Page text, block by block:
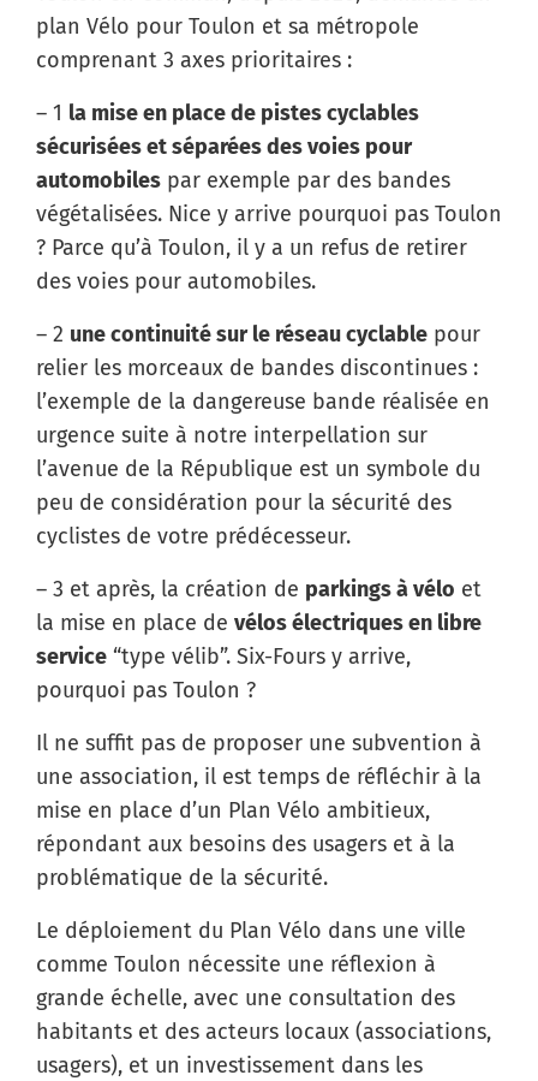
plan Vélo pour Toulon et sa métropole
comprenant 3 axes prioritaires :
– 1 la mise en place de pistes cyclables
sécurisées et séparées des voies pour
automobiles par exemple par des bandes
végétalisées. Nice y arrive pourquoi pas Toulon
? Parce qu’à Toulon, il y a un refus de retirer
des voies pour automobiles.
– 2 une continuité sur le réseau cyclable pour
relier les morceaux de bandes discontinues :
l’exemple de la dangereuse bande réalisée en
urgence suite à notre interpellation sur
l’avenue de la République est un symbole du
peu de considération pour la sécurité des
cyclistes de votre prédécesseur.
– 3 et après, la création de parkings à vélo et
la mise en place de vélos électriques en libre
service “type vélib”. Six-Fours y arrive,
pourquoi pas Toulon ?
Il ne suffit pas de proposer une subvention à
une association, il est temps de réfléchir à la
mise en place d’un Plan Vélo ambitieux,
répondant aux besoins des usagers et à la
problématique de la sécurité.
Le déploiement du Plan Vélo dans une ville
comme Toulon nécessite une réflexion à
grande échelle, avec une consultation des
habitants et des acteurs locaux (associations,
usagers), et un investissement dans les